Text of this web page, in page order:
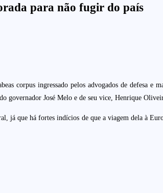
para não fugir do país
corpus ingressado pelos advogados de defesa
governador José Melo e de seu vice, Henrique
que há fortes indícios de que a viagem dela à